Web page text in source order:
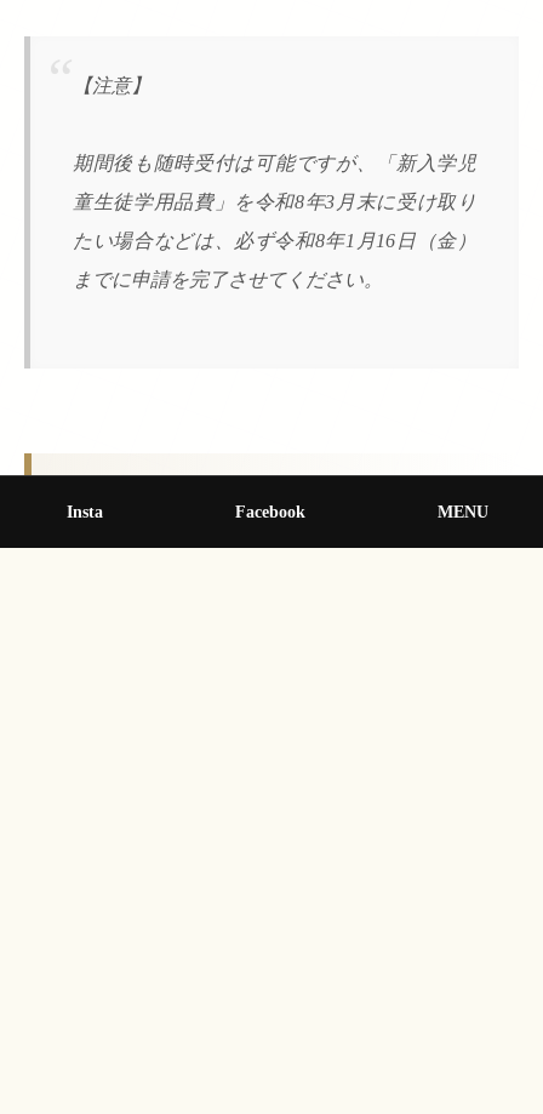
【注意】
期間後も随時受付は可能ですが、「新入学児
童生徒学用品費」を令和8年3月末に受け取り
たい場合などは、必ず令和8年1月16日（金）
までに申請を完了させてください。
Insta Facebook MENU